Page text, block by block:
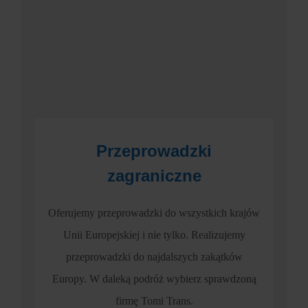
Przeprowadzki
zagraniczne
Oferujemy przeprowadzki do wszystkich krajów
Unii Europejskiej i nie tylko. Realizujemy
przeprowadzki do najdalszych zakątków
Europy. W daleką podróż wybierz sprawdzoną
firmę Tomi Trans.